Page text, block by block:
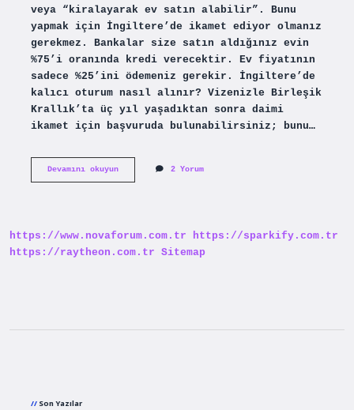
veya “kiralayarak ev satın alabilir”. Bunu
yapmak için İngiltere’de ikamet ediyor olmanız
gerekmez. Bankalar size satın aldığınız evin
%75’i oranında kredi verecektir. Ev fiyatının
sadece %25’ini ödemeniz gerekir. İngiltere’de
kalıcı oturum nasıl alınır? Vizenizle Birleşik
Krallık’ta üç yıl yaşadıktan sonra daimi
ikamet için başvuruda bulunabilirsiniz; bunu…
Devamını okuyunİNgilterede
Mu
2 Yorum
https://www.novaforum.com.tr
https://sparkify.com.tr
https://raytheon.com.tr Sitemap
Son Yazılar